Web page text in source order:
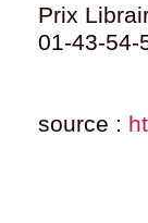
Prix
01-43-54-
source :